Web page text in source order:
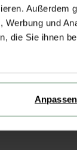
Außerdem
und
die Sie ihnen
Anpassen